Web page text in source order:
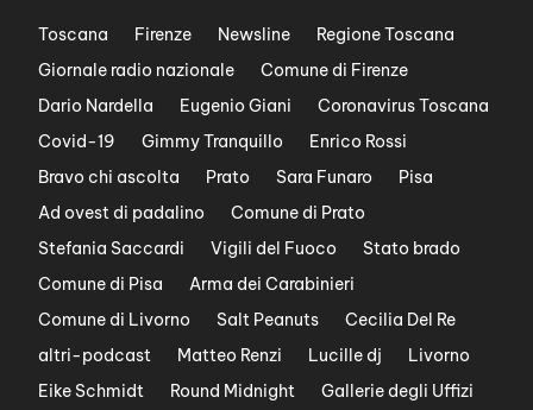
Toscana Firenze Newsline
Regione Toscana
Giornale radio nazionale
Comune di Firenze
Dario Nardella
Eugenio Giani
Coronavirus Toscana
Covid-19
Gimmy Tranquillo
Enrico Rossi
Bravo chi ascolta
Prato Sara Funaro
Pisa
Ad ovest di padalino
Comune di Prato
Stefania Saccardi
Vigili del Fuoco
Stato brado
Comune di Pisa
Arma dei Carabinieri
Comune di Livorno
Salt Peanuts
Cecilia Del Re
altri-podcast
Matteo Renzi Lucille dj
Livorno
Eike Schmidt
Round Midnight
Gallerie degli Uffizi